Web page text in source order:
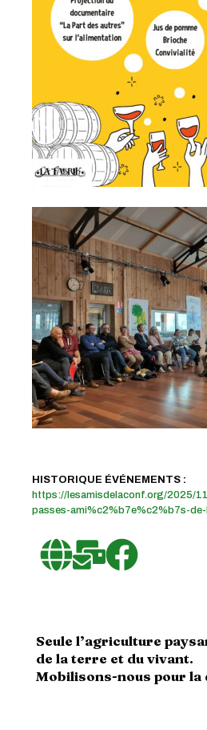
HISTORIQUE ÉVÉNEMENTS :
https://lesamisdelaconf.org/2025/
passes-ami%c2%b7e%c2%b7s-
Seule l’agriculture
de la terre et du vivant.
Mobilisons-nous pour la